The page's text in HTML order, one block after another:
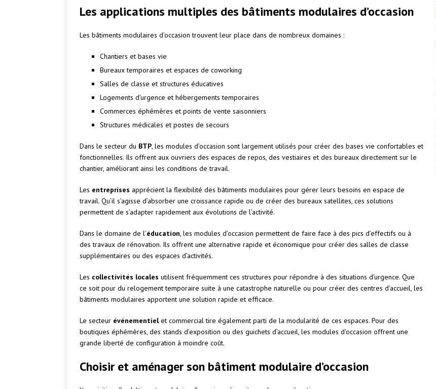
Les applications multiples des bâtiments modulaires d’occasion
Les bâtiments modulaires d’occasion trouvent leur place dans de nombreux domaines :
Chantiers et bases vie
Bureaux temporaires et espaces de coworking
Salles de classe et structures éducatives
Logements d’urgence et hébergements temporaires
Commerces éphémères et points de vente saisonniers
Structures médicales et postes de secours
Dans le secteur du BTP, les modules d’occasion sont largement utilisés pour créer des bases vie confortables et
fonctionnelles. Ils offrent aux ouvriers des espaces de repos, des vestiaires et des bureaux directement sur le
chantier, améliorant ainsi les conditions de travail.
Les entreprises apprécient la flexibilité des bâtiments modulaires pour gérer leurs besoins en espace de
travail. Qu’il s’agisse d’absorber une croissance rapide ou de créer des bureaux satellites, ces solutions
permettent de s’adapter rapidement aux évolutions de l’activité.
Dans le domaine de l’éducation, les modules d’occasion permettent de faire face à des pics d’effectifs ou à
des travaux de rénovation. Ils offrent une alternative rapide et économique pour créer des salles de classe
supplémentaires ou des espaces d’activités.
Les collectivités locales utilisent fréquemment ces structures pour répondre à des situations d’urgence. Que
ce soit pour du relogement temporaire suite à une catastrophe naturelle ou pour créer des centres d’accueil, les
bâtiments modulaires apportent une solution rapide et efficace.
Le secteur événementielet commercial tire également parti de la modularité de ces espaces. Pour des
boutiques éphémères, des stands d’exposition ou des guichets d’accueil, les modules d’occasion offrent une
grande liberté de configuration à moindre coût.
Choisir et aménager son bâtiment modulaire d’occasion